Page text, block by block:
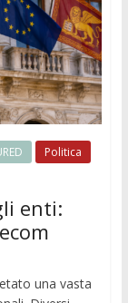
Politica
enti:
una vasta